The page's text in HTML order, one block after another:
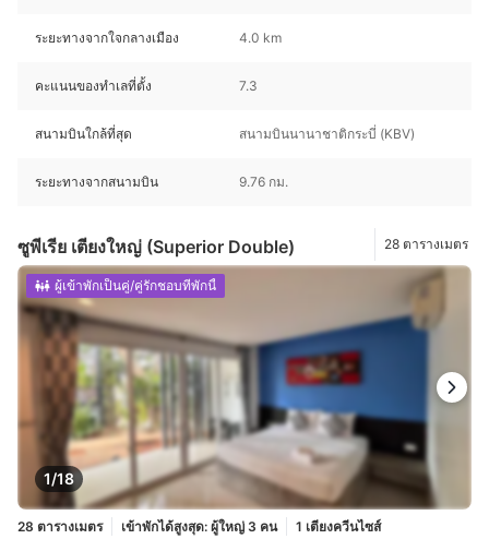
ระยะทางจากใจกลางเมือง 4.0 km
คะแนนของทำเลที่ตั้ง 7.3
สนามบินใกล้ที่สุด สนามบินนานาชาติกระบี่ (KBV)
ระยะทางจากสนามบิน 9.76 กม.
ซูพีเรีย เตียงใหญ่ (Superior Double) 28 ตารางเมตร
1/18
ผู้เข้าพักเป็นคู่/คู่รักชอบที่พักนี้
28 ตารางเมตร เข้าพักได้สูงสุด: ผู้ใหญ่ 3 คน
1 เตียงควีนไซส์